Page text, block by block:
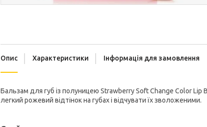
Опис Характеристики Інформація для замовлення
Бальзам для губ із полуницею Strawberry Soft Change Color Lip
легкий рожевий відтінок на губах і відчувати їх зволоженими.